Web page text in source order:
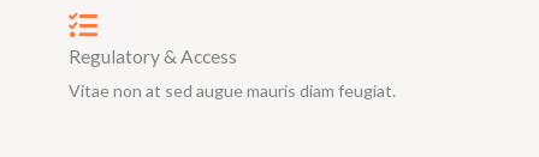
Regulatory & Access
Vitae non at sed augue mauris diam feugiat.